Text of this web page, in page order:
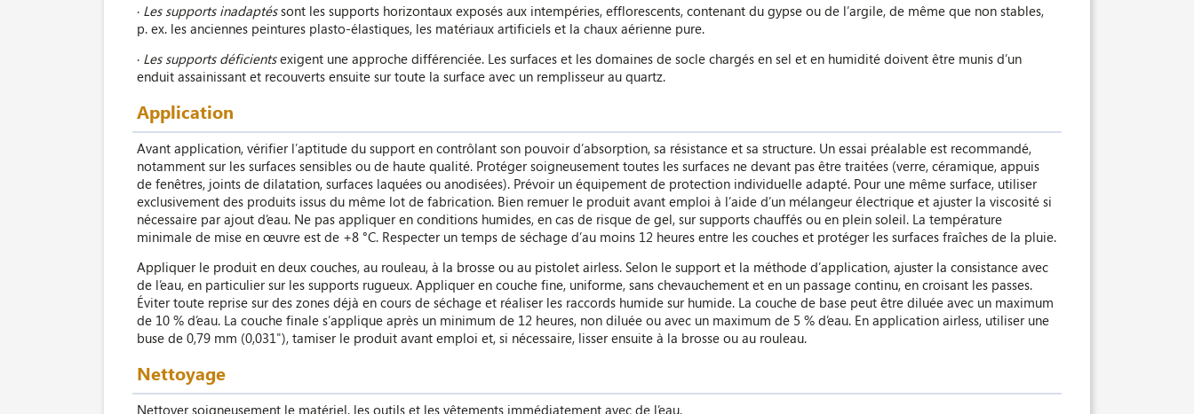
· Les supports inadaptéssont les supports horizontaux exposés aux intempéries, efflorescents, contenant du gypse ou de l’argile, de même que non stables,
p. ex. les anciennes peintures plasto-élastiques, les matériaux artificiels et la chaux aérienne pure.
· Les supports déficientsexigent une approche différenciée. Les surfaces et les domaines de socle chargés en sel et en humidité doivent être munis d’un
enduit assainissant et recouverts ensuite sur toute la surface avec un remplisseur au quartz.
Application
Avant application, vérifier l’aptitude du support en contrôlant son pouvoir d’absorption, sa résistance et sa structure. Un essai préalable est recommandé,
notamment sur les surfaces sensibles ou de haute qualité. Protéger soigneusement toutes les surfaces ne devant pas être traitées (verre, céramique, appuis
de fenêtres, joints de dilatation, surfaces laquées ou anodisées). Prévoir un équipement de protection individuelle adapté. Pour une même surface, utiliser
exclusivement des produits issus du même lot de fabrication. Bien remuer le produit avant emploi à l’aide d’un mélangeur électrique et ajuster la viscosité si
nécessaire par ajout d’eau. Ne pas appliquer en conditions humides, en cas de risque de gel, sur supports chauffés ou en plein soleil. La température
minimale de mise en œuvre est de +8 °C. Respecter un temps de séchage d’au moins 12 heures entre les couches et protéger les surfaces fraîches de la pluie.
Appliquer le produit en deux couches, au rouleau, à la brosse ou au pistolet airless. Selon le support et la méthode d’application, ajuster la consistance avec
de l’eau, en particulier sur les supports rugueux. Appliquer en couche fine, uniforme, sans chevauchement et en un passage continu, en croisant les passes.
Éviter toute reprise sur des zones déjà en cours de séchage et réaliser les raccords humide sur humide. La couche de base peut être diluée avec un maximum
de 10 % d’eau. La couche finale s’applique après un minimum de 12 heures, non diluée ou avec un maximum de 5 % d’eau. En application airless, utiliser une
buse de 0,79 mm (0,031"), tamiser le produit avant emploi et, si nécessaire, lisser ensuite à la brosse ou au rouleau.
Nettoyage
Nettoyer soigneusement le matériel, les outils et les vêtements immédiatement avec de l’eau.